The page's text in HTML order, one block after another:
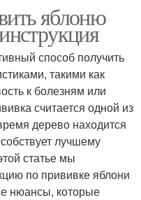
яблоню
способ получить
такими как
к болезням или
считается одной из
дерево находится
лучшему
статье мы
по прививке яблони
нюансы, которые